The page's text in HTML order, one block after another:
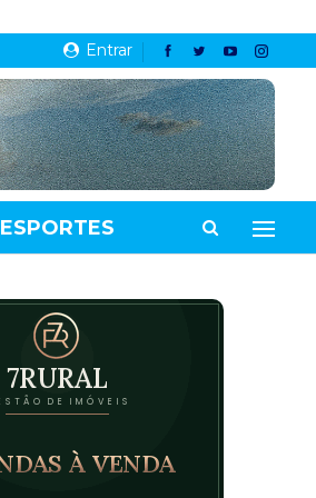
Entrar
ESPORTES